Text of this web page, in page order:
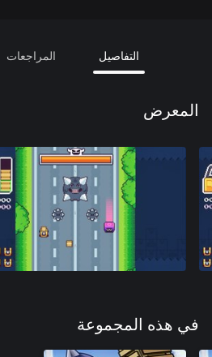
التفاصيل المراجعات
المعرض
في هذه المجموعة